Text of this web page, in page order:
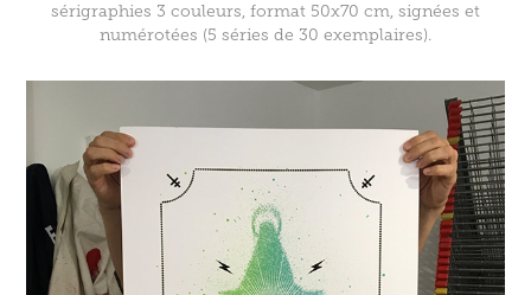
sérigraphies 3 couleurs, format 50x70 cm, signées et
numérotées (5 séries de 30 exemplaires).